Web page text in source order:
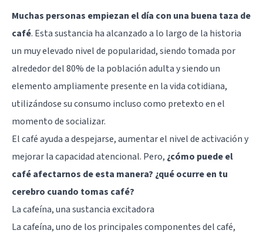
Muchas personas empiezan el día con una buena taza de
café. Esta sustancia ha alcanzado a lo largo de la historia
un muy elevado nivel de popularidad, siendo tomada por
alrededor del 80% de la población adulta y siendo un
elemento ampliamente presente en la vida cotidiana,
utilizándose su consumo incluso como pretexto en el
momento de socializar.
El café ayuda a despejarse, aumentar el nivel de activación y
mejorar la capacidad atencional. Pero, ¿cómo puede el
café afectarnos de esta manera? ¿qué ocurre en tu
cerebro cuando tomas café?
La cafeína, una sustancia excitadora
La cafeína, uno de los principales componentes del café,